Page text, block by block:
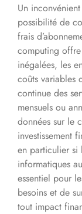
Un
possibilité de
frais
computing
inégalées, les
coûts variables
continue des
mensuels ou
données sur le
investissement
en particulier si
informatiques
essentiel pour
besoins et de
tout impact